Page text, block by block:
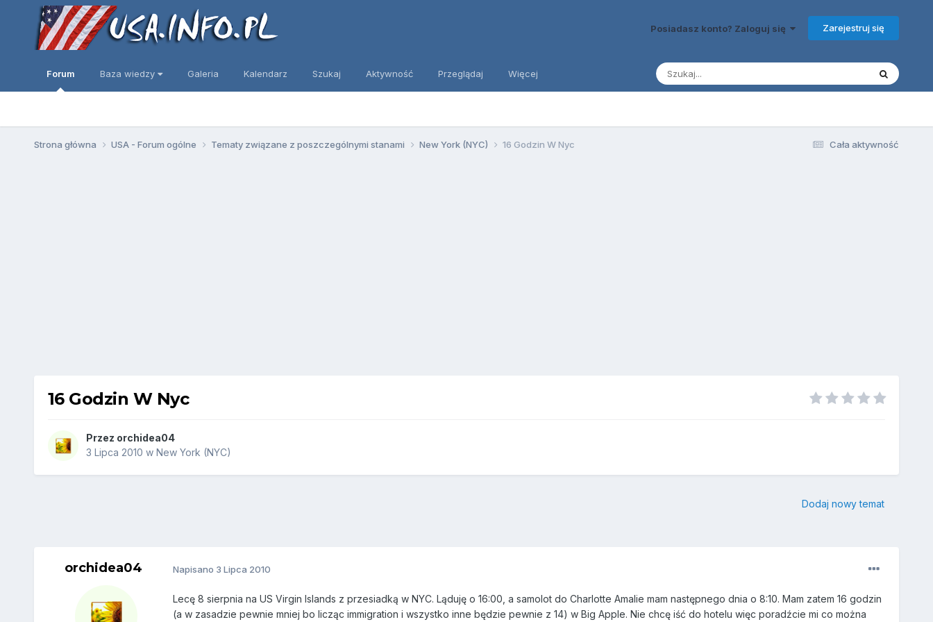
Posiadasz konto? Zaloguj się Zarejestruj się
Forum Baza wiedzy Galeria Kalendarz Szukaj Aktywność Przeglądaj Więcej
Cała aktywność
Strona główna USA - Forum ogólne Tematy związane z poszczególnymi stanami New York (NYC) 16 Godzin W Nyc
16 Godzin W Nyc
Przez orchidea04
3 Lipca 2010 w New York (NYC)
Dodaj nowy temat
orchidea04 Napisano 3 Lipca 2010
Lecę 8 sierpnia na US Virgin Islands z przesiadką w NYC. Ląduję o 16:00, a samolot do Charlotte Amalie mam następnego dnia o 8:10. Mam zatem 16 godzin
(a w zasadzie pewnie mniej bo licząc immigration i wszystko inne będzie pewnie z 14) w Big Apple. Nie chcę iść do hotelu więc poradźcie mi co można